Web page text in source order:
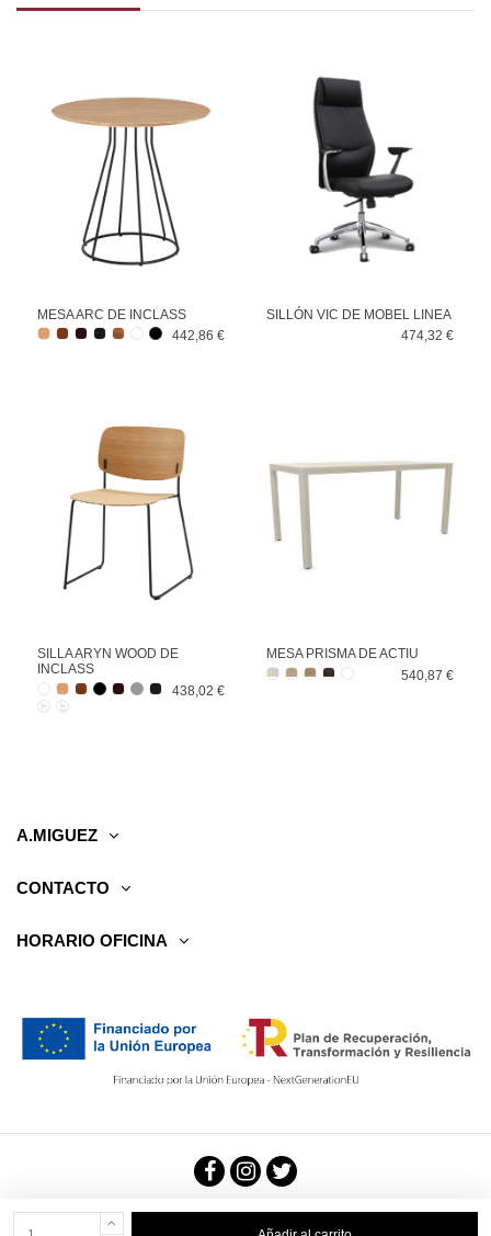
MESA ARC DE INCLASS
442,86 €
SILLÓN VIC DE MOBEL LINEA
474,32 €
SILLA ARYN WOOD DE
INCLASS
438,02 €
MESA PRISMA DE ACTIU
540,87 €
A.MIGUEZ
CONTACTO
HORARIO OFICINA
Política de privacidad Condiciones generales